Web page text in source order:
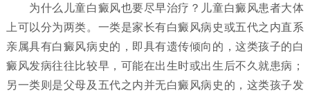
为什么儿童白癜风也要尽早治疗？ 儿童白癜风患者大体
上可以分为两类。一类是家长有白癜风病史或五代之内直系
亲属具有白癜风病史的，即具有遗传倾向的，这类孩子的白
癜风发病往往比较早，可能在出生时或出生后不久就患病；
另一类则是父母及五代之内并无白癜风病史的，这类孩子发